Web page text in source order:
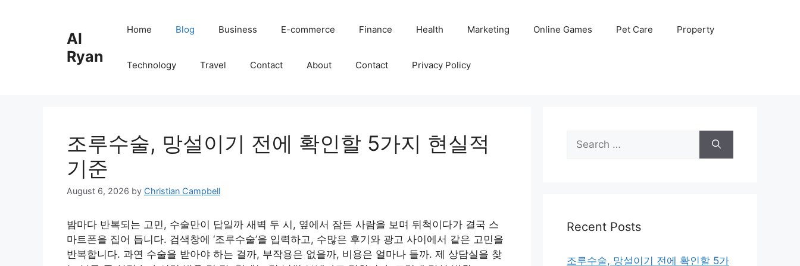
Al
Ryan
Home Blog Business E-commerce Finance Health Marketing Online Games Pet Care Property
Technology Travel Contact About Contact Privacy Policy
조루수술, 망설이기 전에 확인할 5가지 현실적
기준
August 6, 2026 by Christian Campbell
밤마다 반복되는 고민, 수술만이 답일까 새벽 두 시, 옆에서 잠든 사람을 보며 뒤척이다가 결국 스
마트폰을 집어 듭니다. 검색창에 ‘조루수술’을 입력하고, 수많은 후기와 광고 사이에서 같은 고민을
반복합니다. 과연 수술을 받아야 하는 걸까, 부작용은 없을까, 비용은 얼마나 들까. 제 상담실을 찾
Search
for:
Recent Posts
조루수술, 망설이기 전에 확인할 5가